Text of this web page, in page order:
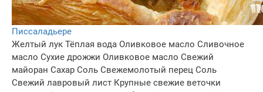
Писсаладьере
Желтый лук Тёплая вода Оливковое масло Сливочное
масло Сухие дрожжи Оливковое масло Свежий
майоран Сахар Соль Свежемолотый перец Соль
Свежий лавровый лист Крупные свежие веточки